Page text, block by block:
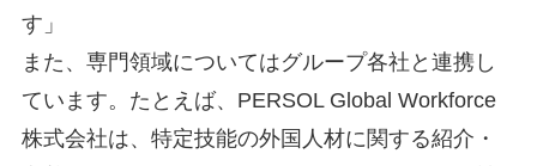
す」
また、専門領域についてはグループ各社と連携し
ています。たとえば、PERSOL Global Workforce
株式会社は、特定技能の外国人材に関する紹介・